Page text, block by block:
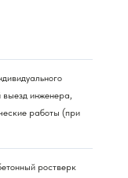
инженера,
работы (при
ростверк